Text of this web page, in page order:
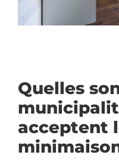
Quelles
acceptent